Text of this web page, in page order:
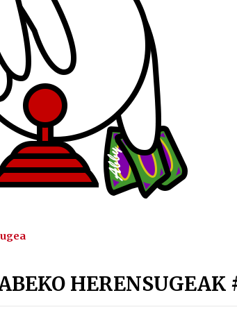
IX. Topaketak –
guztioi!
Arrosaren 20
irratiko Hizpidea
HERENSUGEAK